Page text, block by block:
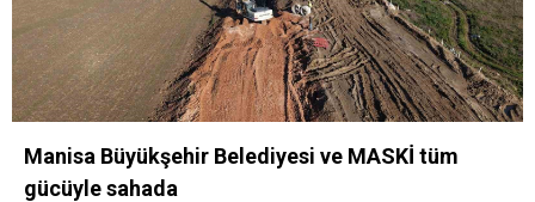
Manisa Büyükşehir Belediyesi ve MASKİ tüm
gücüyle sahada